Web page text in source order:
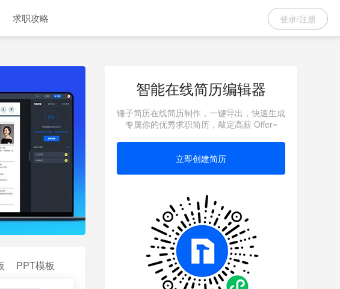
求职攻略 登录/注册
PPT模板
智能在线简历编辑器
锤子简历在线简历制作，一键导出，快速生成
专属你的优秀求职简历，敲定高薪 Offer~
立即创建简历